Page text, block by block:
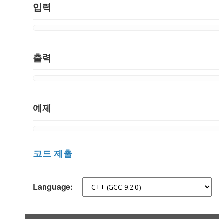
입력
출력
예제
코드 제출
Language: